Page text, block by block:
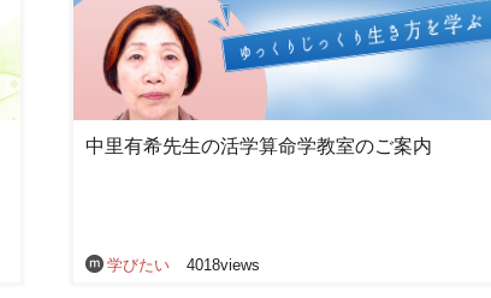
中里有希先生の活学算命学教室のご案内
学びたい 4018views